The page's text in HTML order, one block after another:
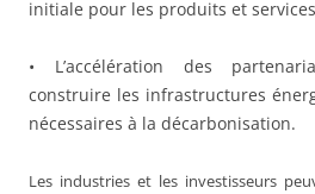
initiale pour les produits et
• L’accélération des
construire les infrastructures
nécessaires à la décarbonisation.
Les industries et les investisseurs